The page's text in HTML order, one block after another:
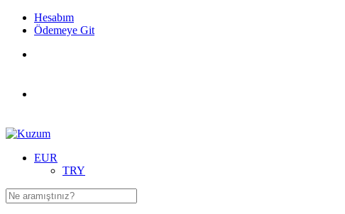
Hesabım
Ödemeye Git
EUR
TRY